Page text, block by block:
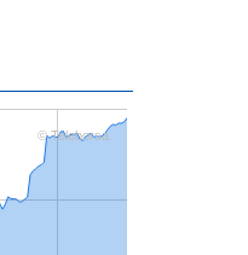
© Teleborsa